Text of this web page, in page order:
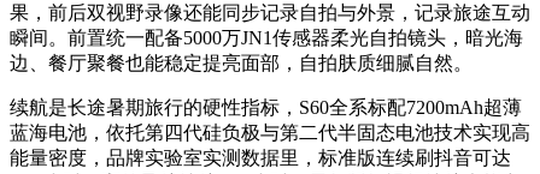
果，前后双视野录像还能同步记录自拍与外景，记录旅途互动
瞬间。前置统一配备5000万JN1传感器柔光自拍镜头，暗光海
边、餐厅聚餐也能稳定提亮面部，自拍肤质细腻自然。
续航是长途暑期旅行的硬性指标，S60全系标配7200mAh超薄
蓝海电池，依托第四代硅负极与第二代半固态电池技术实现高
能量密度，品牌实验室实测数据里，标准版连续刷抖音可达